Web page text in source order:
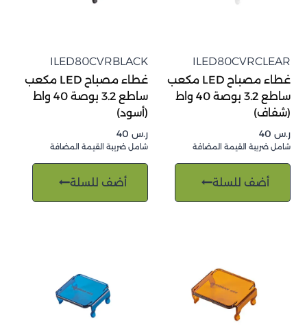
ILED80CVRCLEAR
غطاء مصباح LED مكعب
ساطع 3.2 بوصة 40 واط
(شفاف)
ر.س
شامل ضريبة القيمة المضافة
أضف للسلة
ILED80CVRBLACK
غطاء مصباح LED مكعب
ساطع 3.2 بوصة 40 واط
(أسود)
ر.س
شامل ضريبة القيمة المضافة
أضف للسلة